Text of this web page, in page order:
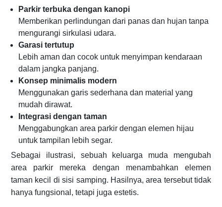
Parkir terbuka dengan kanopi
Memberikan perlindungan dari panas dan hujan tanpa
mengurangi sirkulasi udara.
Garasi tertutup
Lebih aman dan cocok untuk menyimpan kendaraan
dalam jangka panjang.
Konsep minimalis modern
Menggunakan garis sederhana dan material yang
mudah dirawat.
Integrasi dengan taman
Menggabungkan area parkir dengan elemen hijau
untuk tampilan lebih segar.
Sebagai ilustrasi, sebuah keluarga muda mengubah
area parkir mereka dengan menambahkan elemen
taman kecil di sisi samping. Hasilnya, area tersebut tidak
hanya fungsional, tetapi juga estetis.